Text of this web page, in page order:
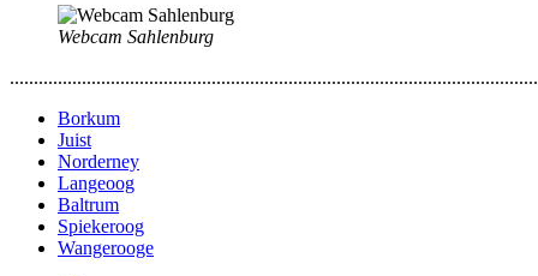
Webcam Sahlenburg
Borkum
Juist
Norderney
Langeoog
Baltrum
Spiekeroog
Wangerooge